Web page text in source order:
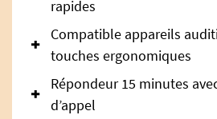
rapides
Compatible appareils
touches ergonomiques
Répondeur 15 minutes
d’appel